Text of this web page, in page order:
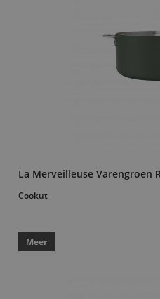
La Merveilleuse Varengroen
Cookut
Meer